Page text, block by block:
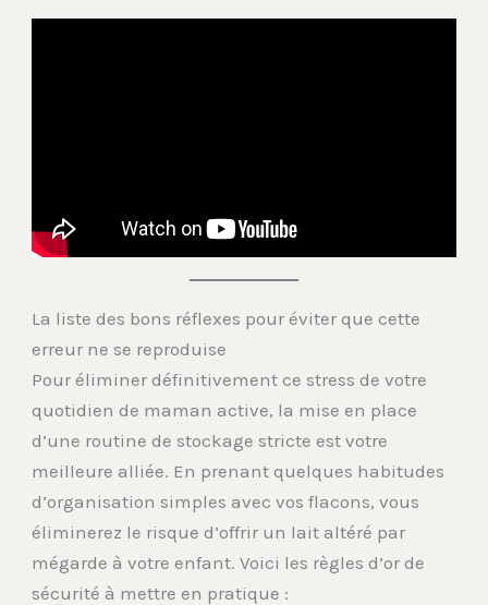
La liste des bons réflexes pour éviter que cette
erreur ne se reproduise
Pour éliminer définitivement ce stress de votre
quotidien de maman active, la mise en place
d’une routine de stockage stricte est votre
meilleure alliée. En prenant quelques habitudes
d’organisation simples avec vos flacons, vous
éliminerez le risque d’offrir un lait altéré par
mégarde à votre enfant. Voici les règles d’or de
sécurité à mettre en pratique :